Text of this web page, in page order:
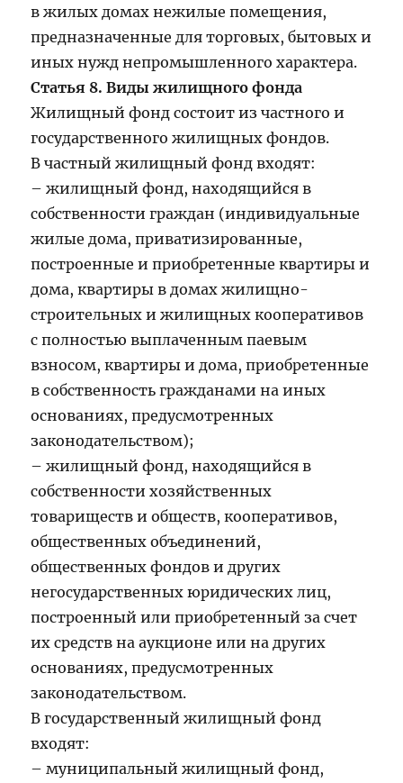
в жилых домах нежилые помещения,
предназначенные для торговых, бытовых и
иных нужд непромышленного характера.
Статья 8. Виды жилищного фонда
Жилищный фонд состоит из частного и
государственного жилищных фондов.
В частный жилищный фонд входят:
– жилищный фонд, находящийся в
собственности граждан (индивидуальные
жилые дома, приватизированные,
построенные и приобретенные квартиры и
дома, квартиры в домах жилищно-
строительных и жилищных кооперативов
с полностью выплаченным паевым
взносом, квартиры и дома, приобретенные
в собственность гражданами на иных
основаниях, предусмотренных
законодательством);
– жилищный фонд, находящийся в
собственности хозяйственных
товариществ и обществ, кооперативов,
общественных объединений,
общественных фондов и других
негосударственных юридических лиц,
построенный или приобретенный за счет
их средств на аукционе или на других
основаниях, предусмотренных
законодательством.
В государственный жилищный фонд
входят:
– муниципальный жилищный фонд,